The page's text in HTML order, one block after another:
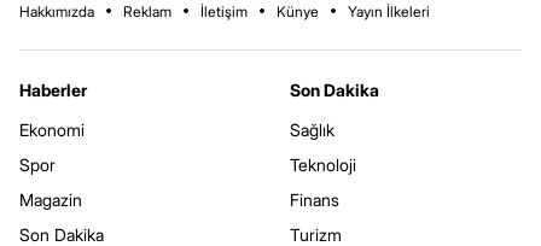
Hakkımızda Reklam İletişim Künye Yayın İlkeleri
Haberler
Ekonomi
Spor
Magazin
Son Dakika
Son Dakika
Sağlık
Teknoloji
Finans
Turizm